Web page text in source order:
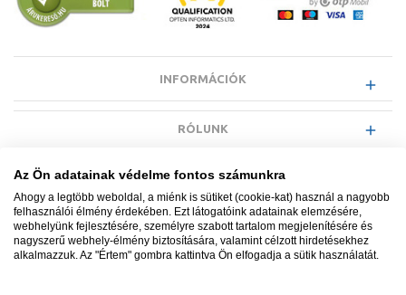
INFORMÁCIÓK
RÓLUNK
EGYÉB INFORMÁCIÓK
VÁSÁRLÓI INFORMÁCIÓK
Az Ön adatainak védelme fontos számunkra
Ahogy a legtöbb weboldal, a miénk is sütiket (cookie-kat) használ a nagyobb
felhasználói élmény érdekében. Ezt látogatóink adatainak elemzésére,
webhelyünk fejlesztésére, személyre szabott tartalom megjelenítésére és
nagyszerű webhely-élmény biztosítására, valamint célzott hirdetésekhez
alkalmazzuk. Az "Értem" gombra kattintva Ön elfogadja a sütik használatát.